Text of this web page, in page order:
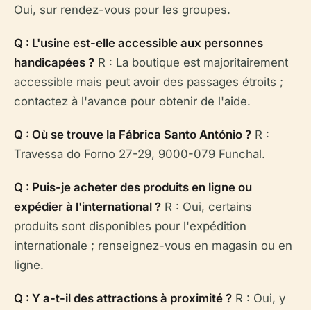
Oui, sur rendez-vous pour les groupes.
Q : L'usine est-elle accessible aux personnes
handicapées ? R : La boutique est majoritairement
accessible mais peut avoir des passages étroits ;
contactez à l'avance pour obtenir de l'aide.
Q : Où se trouve la Fábrica Santo António ? R :
Travessa do Forno 27-29, 9000-079 Funchal.
Q : Puis-je acheter des produits en ligne ou
expédier à l'international ? R : Oui, certains
produits sont disponibles pour l'expédition
internationale ; renseignez-vous en magasin ou en
ligne.
Q : Y a-t-il des attractions à proximité ? R : Oui, y